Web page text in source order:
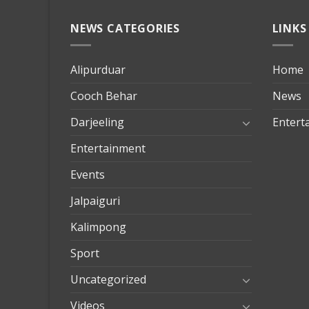
NEWS CATEGORIES
Alipurduar
Cooch Behar
Darjeeling
Entertainment
Events
Jalpaiguri
Kalimpong
Sport
Uncategorized
Videos
LINKS
Home
News